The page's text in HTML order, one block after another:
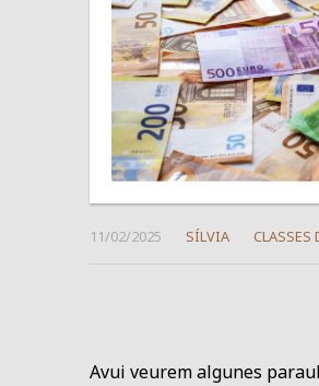
11/02/2025 SÍLVIA CLASSES
Avui veurem algunes